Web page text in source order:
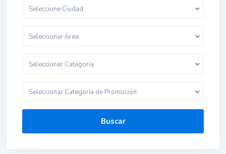
Seleccione Ciudad
Seleccionar Area
Seleccionar Categoría
Seleccionar Categoría de Promoción
Buscar